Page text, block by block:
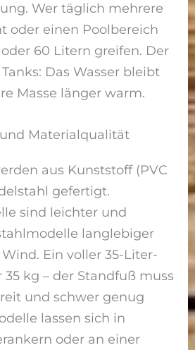
Wer täglich mehrere
oder einen Poolbereich
60 Litern greifen. Der
Das Wasser bleibt
Masse länger warm.
Materialqualität
aus Kunststoff (PVC
gefertigt.
sind leichter und
langlebiger
Ein voller 35-Liter-
kg – der Standfuß muss
und schwer genug
lassen sich in
oder an einer